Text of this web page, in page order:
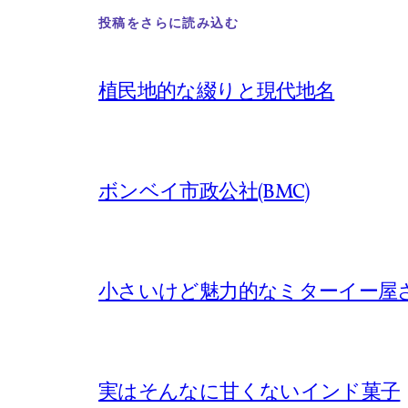
投稿をさらに読み込む
植民地的な綴りと現代地名
ボンベイ市政公社(BMC)
小さいけど魅力的なミターイー屋
実はそんなに甘くないインド菓子